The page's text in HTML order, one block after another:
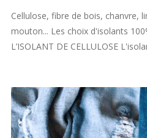
Cellulose, fibre de bois, chanvre,
mouton... Les choix d'isolants
L’ISOLANT DE CELLULOSE